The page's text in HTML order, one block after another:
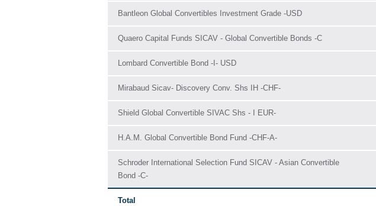
Bantleon Global Convertibles Investment Grade -USD
Quaero Capital Funds SICAV - Global Convertible Bonds -C
Lombard Convertible Bond -I- USD
Mirabaud Sicav- Discovery Conv. Shs IH -CHF-
Shield Global Convertible SIVAC Shs - I EUR-
H.A.M. Global Convertible Bond Fund -CHF-A-
Schroder International Selection Fund SICAV - Asian Convertible
Bond -C-
Total